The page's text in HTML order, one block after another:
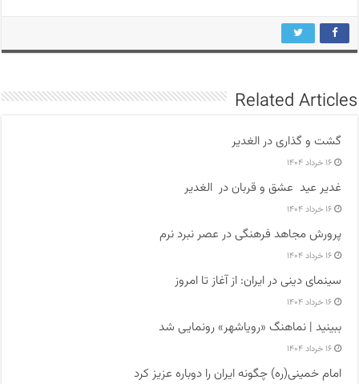
Related Articles
گشت و گذاری در الغدیر
۱۶ خرداد ۱۴۰۴
غدیر عید عشق و قربان در الغدیر
۱۶ خرداد ۱۴۰۴
پرورش مجاهد فرهنگی در عصر نبرد نرم
۱۶ خرداد ۱۴۰۴
سینمای دینی در ایران: از آغاز تا امروز
۱۶ خرداد ۱۴۰۴
ببینید | نماهنگ «رویاشهر» رونمایی شد
۱۶ خرداد ۱۴۰۴
امام خمینی(ره) چگونه ایران را دوباره عزیز کرد